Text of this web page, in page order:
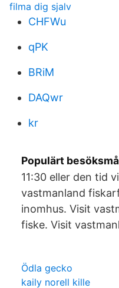
filma dig sjalv
CHFWu
qPK
BRiM
DAQwr
kr
Populärt
11:30 eller den tid
vastmanland
inomhus. Visit
fiske. Visit
Ödla gecko
kaily norell kille